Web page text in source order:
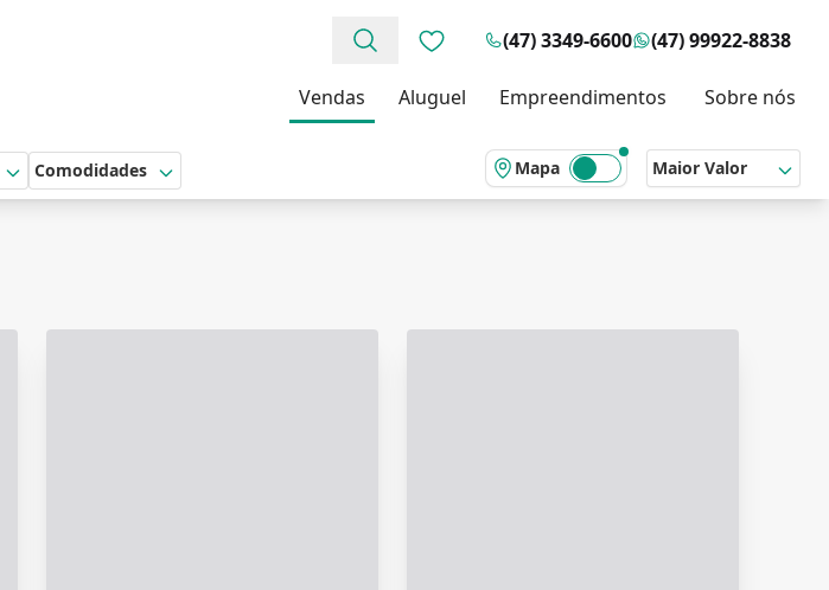
Favoritos (0 itens)
(47) 3349-6600 (47) 99922-8838
Vendas Aluguel Empreendimentos Sobre nós
Comodidades Mapa Maior Valor